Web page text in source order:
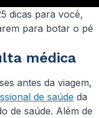
dicas para você,
para botar o pé
médica
antes da viagem,
de saúde da
de saúde. Além de